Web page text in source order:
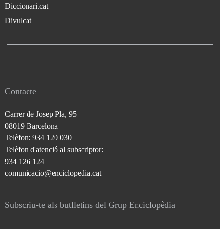
Diccionari.cat
Divulcat
Contacte
Carrer de Josep Pla, 95
08019 Barcelona
Telèfon: 934 120 030
Telèfon d'atenció al subscriptor:
934 126 124
comunicacio@enciclopedia.cat
Subscriu-te als butlletins del Grup Enciclopèdia